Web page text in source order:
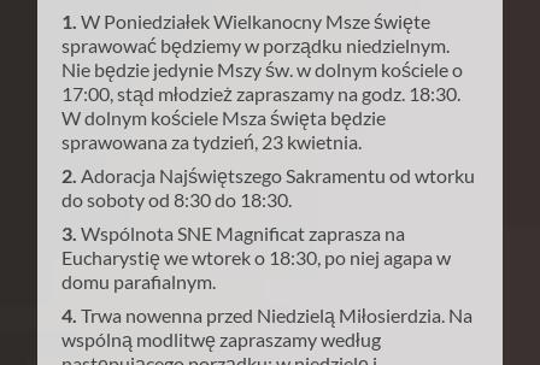
1. W Poniedziałek Wielkanocny Msze święte
sprawować będziemy w porządku niedzielnym.
Nie będzie jedynie Mszy św. w dolnym kościele o
17:00, stąd młodzież zapraszamy na godz. 18:30.
W dolnym kościele Msza święta będzie
sprawowana za tydzień, 23 kwietnia.
2. Adoracja Najświętszego Sakramentu od wtorku
do soboty od 8:30 do 18:30.
3.Wspólnota SNE Magnificat zaprasza na
Eucharystię we wtorek o 18:30, po niej agapa w
domu parafialnym.
4. Trwa nowenna przed Niedzielą Miłosierdzia. Na
wspólną modlitwę zapraszamy według